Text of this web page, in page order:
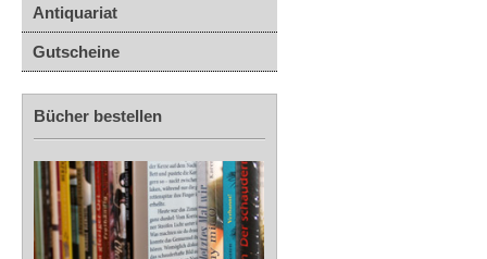
Antiquariat
Gutscheine
Bücher bestellen